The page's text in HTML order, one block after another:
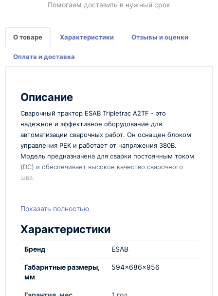
Помогаем доставить в нужный срок
О товаре Характеристики Отзывы и оценки
Оплата и доставка
Описание
Сварочный трактор ESAB Tripletrac A2TF - это
надежное и эффективное оборудование для
автоматизации сварочных работ. Он оснащен блоком
управления PEK и работает от напряжения 380В.
Модель предназначена для сварки постоянным током
(DC) и обеспечивает высокое качество сварочного
шва.
точностью и плавностью движения, что позволяет
выполнять сложные сварочные работы с высокой
степенью точности. Благодаря использованию
обеспечивает стабильность процесса сварки и
минимизирует возможность дефектов.
Блок управления PEK для удобного контроля
Показать полностью
Характеристики
Бренд ESAB
Габаритные размеры,
мм
594x686x956